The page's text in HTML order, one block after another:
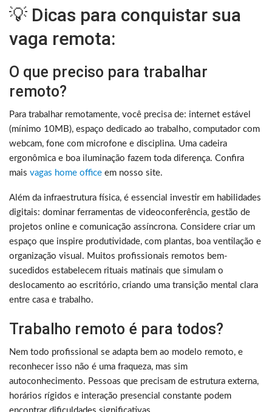
💡 Dicas para conquistar sua
vaga remota:
O que preciso para trabalhar
remoto?
Para trabalhar remotamente, você precisa de: internet estável
(mínimo 10MB), espaço dedicado ao trabalho, computador com
webcam, fone com microfone e disciplina. Uma cadeira
ergonômica e boa iluminação fazem toda diferença. Confira
mais vagas home office em nosso site.
Além da infraestrutura física, é essencial investir em habilidades
digitais: dominar ferramentas de videoconferência, gestão de
projetos online e comunicação assíncrona. Considere criar um
espaço que inspire produtividade, com plantas, boa ventilação e
organização visual. Muitos profissionais remotos bem-
sucedidos estabelecem rituais matinais que simulam o
deslocamento ao escritório, criando uma transição mental clara
entre casa e trabalho.
Trabalho remoto é para todos?
Nem todo profissional se adapta bem ao modelo remoto, e
reconhecer isso não é uma fraqueza, mas sim
autoconhecimento. Pessoas que precisam de estrutura externa,
horários rígidos e interação presencial constante podem